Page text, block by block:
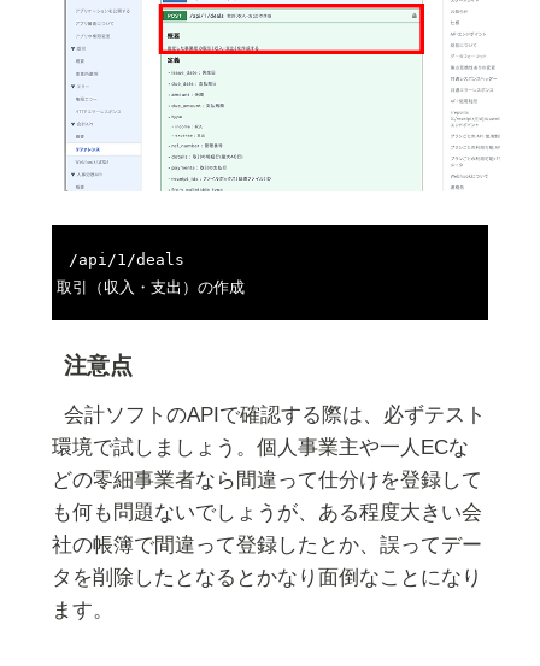
/api/1/deals
注意点
会計ソフトのAPIで確認する際は、必ずテスト
環境で試しましょう。個人事業主や一人ECな
どの零細事業者なら間違って仕分けを登録して
も何も問題ないでしょうが、ある程度大きい会
社の帳簿で間違って登録したとか、誤ってデー
タを削除したとなるとかなり面倒なことになり
ます。